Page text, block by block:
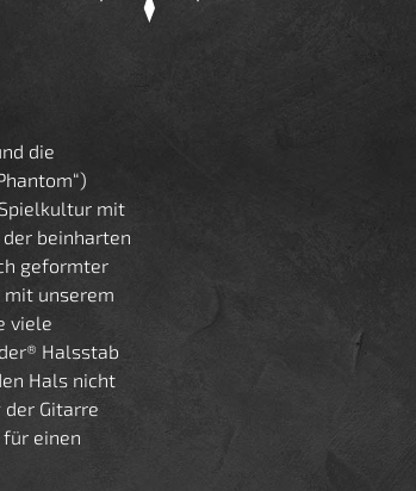
die
mit
beinharten
geformter
mit unserem
viele
Halsstab
Hals nicht
Gitarre
einen